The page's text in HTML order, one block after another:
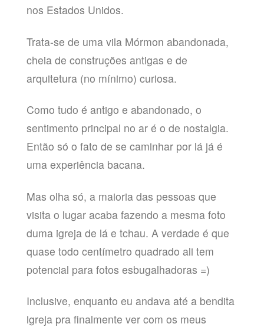
nos Estados Unidos.
Trata-se de uma vila Mórmon abandonada,
cheia de construções antigas e de
arquitetura (no mínimo) curiosa.
Como tudo é antigo e abandonado, o
sentimento principal no ar é o de nostalgia.
Então só o fato de se caminhar por lá já é
uma experiência bacana.
Mas olha só, a maioria das pessoas que
visita o lugar acaba fazendo a mesma foto
duma igreja de lá e tchau. A verdade é que
quase todo centímetro quadrado ali tem
potencial para fotos esbugalhadoras =)
Inclusive, enquanto eu andava até a bendita
igreja pra finalmente ver com os meus